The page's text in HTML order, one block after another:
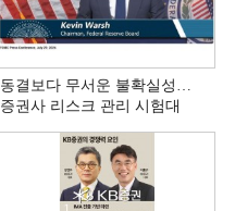
동결보다 무서운 불확실성…
증권사 리스크 관리 시험대